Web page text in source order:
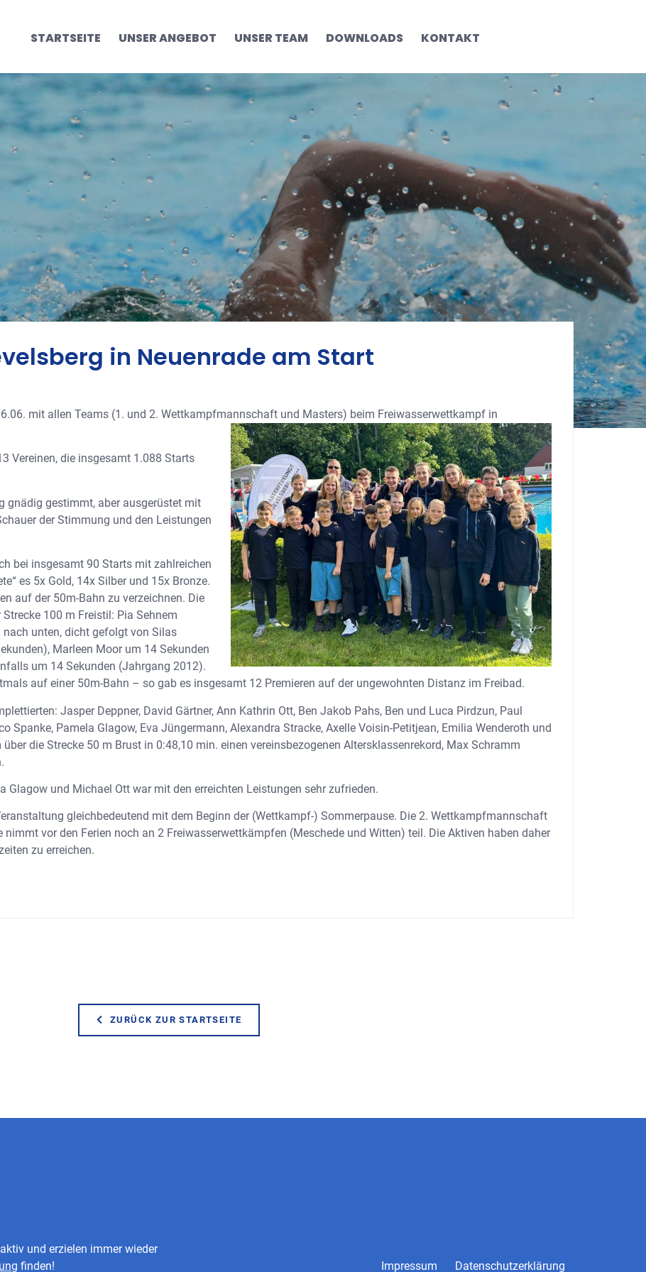
STARTSEITE UNSER ANGEBOT UNSER TEAM DOWNLOADS KONTAKT
in Neuenrade am Start
mit allen Teams (1. und 2. Wettkampfmannschaft und Masters) beim Freiwasserwettkampf in
Vereinen, die insgesamt 1.088 Starts
gnädig gestimmt, aber ausgerüstet mit
der Stimmung und den Leistungen
bei insgesamt 90 Starts mit zahlreichen
es 5x Gold, 14x Silber und 15x Bronze.
auf der 50m-Bahn zu verzeichnen. Die
100 m Freistil: Pia Sehnem
unten, dicht gefolgt von Silas
Marleen Moor um 14 Sekunden
um 14 Sekunden (Jahrgang 2012).
auf einer 50m-Bahn – so gab es insgesamt 12 Premieren auf der ungewohnten Distanz im Freibad.
Jasper Deppner, David Gärtner, Ann Kathrin Ott, Ben Jakob Pahs, Ben und Luca Pirdzun, Paul
Spanke, Pamela Glagow, Eva Jüngermann, Alexandra Stracke, Axelle Voisin-Petitjean, Emilia Wenderoth und
die Strecke 50 m Brust in 0:48,10 min. einen vereinsbezogenen Altersklassenrekord, Max Schramm
Glagow und Michael Ott war mit den erreichten Leistungen sehr zufrieden.
gleichbedeutend mit dem Beginn der (Wettkampf-) Sommerpause. Die 2. Wettkampfmannschaft
vor den Ferien noch an 2 Freiwasserwettkämpfen (Meschede und Witten) teil. Die Aktiven haben daher
zu erreichen.
ZURÜCK ZUR STARTSEITE
und erzielen immer wieder
finden! Impressum Datenschutzerklärung